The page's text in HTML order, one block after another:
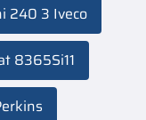
240 3 Iveco
8365Si11